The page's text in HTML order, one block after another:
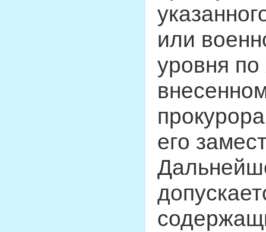
или
уровня по
его